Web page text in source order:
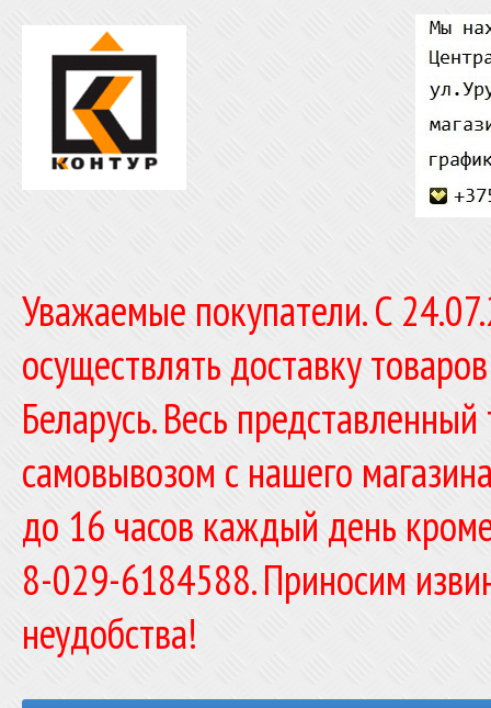
Уважаемые покупатели. C
осуществлять доставку
Беларусь. Весь
самовывозом с нашего
до 16 часов каждый день
8-029-6184588. Приносим
неудобства!